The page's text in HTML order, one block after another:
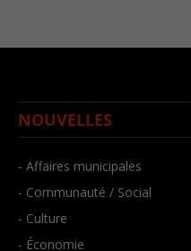
NOUVELLES
- Affaires municipales
- Communauté / Social
- Culture
- Économie